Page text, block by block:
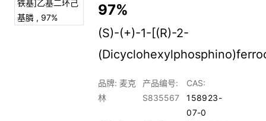
97%
(S)-(+)-1-[(R)-2-
品牌: 麦克
林
产品编号:
S835567
CAS:
158923-
07-0